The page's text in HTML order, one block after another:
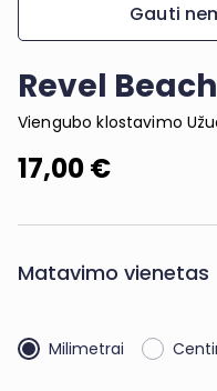
Gauti
Revel Beach
Viengubo klostavimo
17,00 €
Matavimo vienetas
Milimetrai